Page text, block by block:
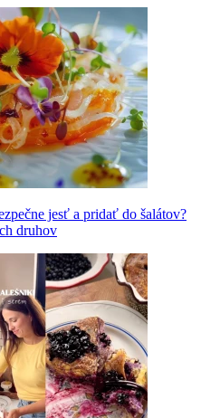
jesť a pridať do šalátov?
druhov